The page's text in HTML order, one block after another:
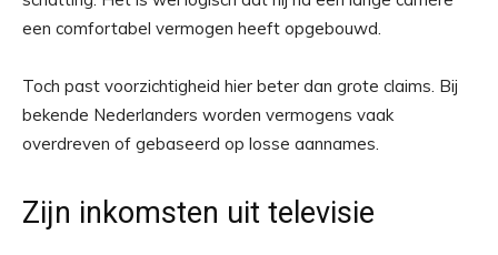
een comfortabel vermogen heeft opgebouwd.
Toch past voorzichtigheid hier beter dan grote claims. Bij
bekende Nederlanders worden vermogens vaak
overdreven of gebaseerd op losse aannames.
Zijn inkomsten uit televisie